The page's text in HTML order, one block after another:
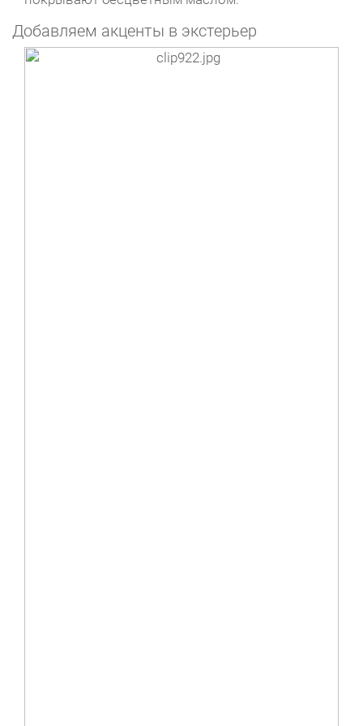
Добавляем акценты в экстерьер